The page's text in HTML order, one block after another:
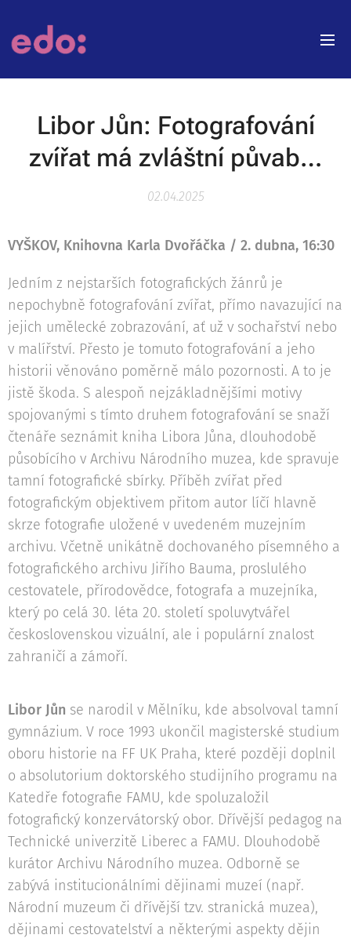
Libor Jůn: Fotografování
zvířat má zvláštní půvab…
02.04.2025
VYŠKOV, Knihovna Karla Dvořáčka / 2. dubna, 16:30
Jedním z nejstarších fotografických žánrů je
nepochybně fotografování zvířat, přímo navazující na
jejich umělecké zobrazování, ať už v sochařství nebo
v malířství. Přesto je tomuto fotografování a jeho
historii věnováno poměrně málo pozornosti. A to je
jistě škoda. S alespoň nejzákladnějšími motivy
spojovanými s tímto druhem fotografování se snaží
čtenáře seznámit kniha Libora Jůna, dlouhodobě
působícího v Archivu Národního muzea, kde spravuje
tamní fotografické sbírky. Příběh zvířat před
fotografickým objektivem přitom autor líčí hlavně
skrze fotografie uložené v uvedeném muzejním
archivu. Včetně unikátně dochovaného písemného a
fotografického archivu Jiřího Bauma, proslulého
cestovatele, přírodovědce, fotografa a muzejníka,
který po celá 30. léta 20. století spoluvytvářel
československou vizuální, ale i populární znalost
zahraničí a zámoří.
Libor Jůn se narodil v Mělníku, kde absolvoval tamní
gymnázium. V roce 1993 ukončil magisterské studium
oboru historie na FF UK Praha, které později doplnil
o absolutorium doktorského studijního programu na
Katedře fotografie FAMU, kde spoluzaložil
fotografický konzervátorský obor. Dřívější pedagog na
Technické univerzitě Liberec a FAMU. Dlouhodobě
kurátor Archivu Národního muzea. Odborně se
zabývá institucionálními dějinami muzeí (např.
Národní muzeum či dřívější tzv. stranická muzea),
dějinami cestovatelství a některými aspekty dějin